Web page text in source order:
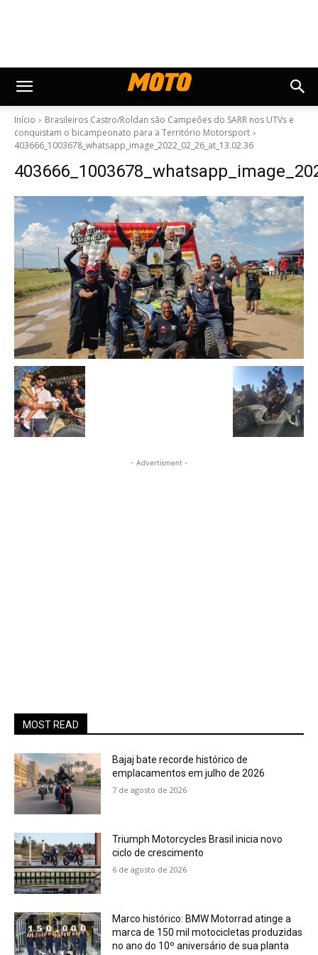
Início
Brasileiros Castro/Roldan são Campeões do SARR nos UTVs e
conquistam o bicampeonato para a Território Motorsport
403666_1003678_whatsapp_image_2022_02_26_at_13.02.36
- Advertisment -
MOST READ
Bajaj bate recorde histórico de
emplacamentos em julho de 2026
7 de agosto de 2026
Triumph Motorcycles Brasil inicia novo
ciclo de crescimento
6 de agosto de 2026
Marco histórico: BMW Motorrad atinge a
marca de 150 mil motocicletas produzidas
no ano do 10º aniversário de sua planta